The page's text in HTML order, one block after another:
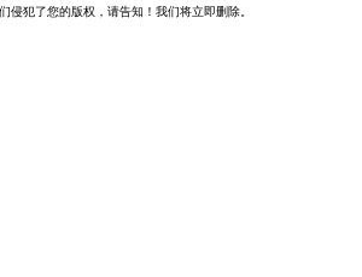
犯了您的版权，请告知！我们将立即删除。